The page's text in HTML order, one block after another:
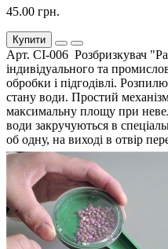
45.00 грн.
Купити
Арт. СІ-006 Розбризкувач
індивідуального та
обробки і підгодівлі.
стану води. Простий
максимальну площу при
води закручуються в
об одну, на виході в отвір